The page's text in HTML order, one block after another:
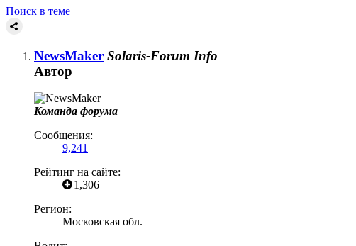
Поиск в теме
NewsMaker Solaris-Forum Info
Автор
Команда форума
Сообщения:
9,241
Рейтинг на сайте:
1,306
Регион:
Московская обл.